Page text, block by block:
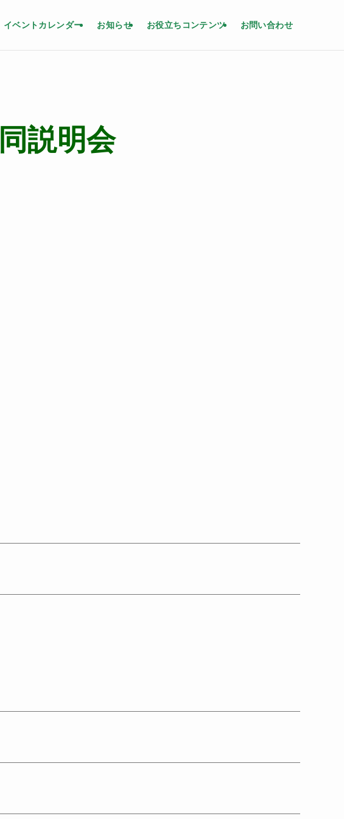
イベントカレンダー お知らせ お役立ちコンテンツ お問い合わせ
説明会